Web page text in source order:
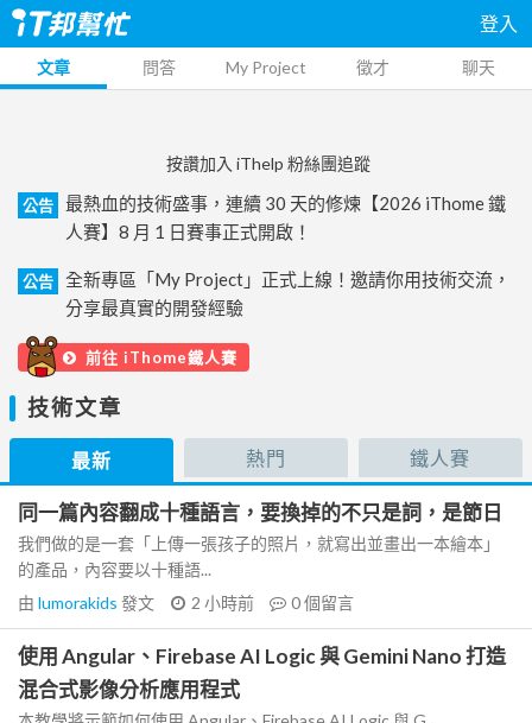
登入
文章 問答 My Project 徵才 聊天
按讚加入 iThelp 粉絲團追蹤
公告
最熱血的技術盛事，連續 30 天的修煉【2026 iThome 鐵
人賽】8 月 1 日賽事正式開啟！
公告
全新專區「My Project」正式上線！邀請你用技術交流，
分享最真實的開發經驗
前往 iThome鐵人賽
技術文章
最新 熱門 鐵人賽
同一篇內容翻成十種語言，要換掉的不只是詞，是節日
我們做的是一套「上傳一張孩子的照片，就寫出並畫出一本繪本」
的產品，內容要以十種語...
由 lumorakids 發文 2 小時前 0個留言
使用 Angular、Firebase AI Logic 與 Gemini Nano 打造
混合式影像分析應用程式